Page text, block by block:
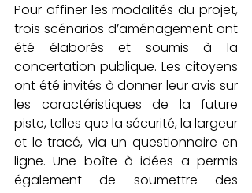
Pour affiner les modalités du projet,
trois scénarios d’aménagement ont
été élaborés et soumis à la
concertation publique. Les citoyens
ont été invités à donner leur avis sur
les caractéristiques de la future
piste, telles que la sécurité, la largeur
et le tracé, via un questionnaire en
ligne. Une boîte à idées a permis
également de soumettre des